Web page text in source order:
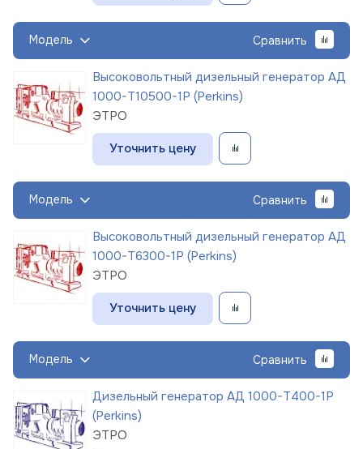
Модель Сравнить
Высоковольтный дизельный генератор АД
1000-Т10500-1Р (Perkins)
ЭТРО
Уточнить цену
Модель Сравнить
Высоковольтный дизельный генератор АД
1000-Т6300-1Р (Perkins)
ЭТРО
Уточнить цену
Модель Сравнить
Дизельный генератор АД 1000-Т400-1Р
(Perkins)
ЭТРО